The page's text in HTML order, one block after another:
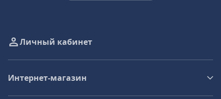
Личный кабинет
Интернет-магазин